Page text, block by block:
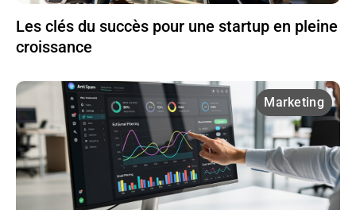
Les clés du succès pour une startup en pleine
croissance
Marketing